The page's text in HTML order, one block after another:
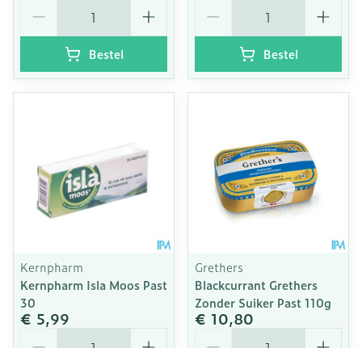
Bestel Bestel
Kernpharm
Kernpharm Isla Moos Past
30
€ 5,99
Grethers
Blackcurrant Grethers
Zonder Suiker Past 110g
€ 10,80